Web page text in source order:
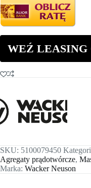
WEŹ LEASING
SKU: 5100079450
Agregaty prądotwórcze,
Marka: Wacker Neuson